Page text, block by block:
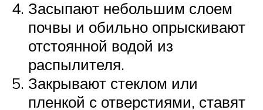
Засыпают небольшим слоем
почвы и обильно опрыскивают
отстоянной водой из
распылителя.
Закрывают стеклом или
пленкой с отверстиями, ставят